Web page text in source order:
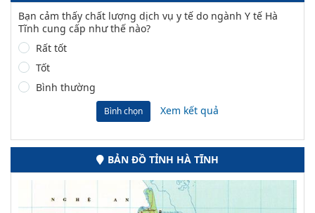
Bạn cảm thấy chất lượng dịch vụ y tế do ngành Y tế Hà
Tĩnh cung cấp như thế nào?
Rất tốt
Tốt
Bình thường
Bình chọn Xem kết quả
BẢN ĐỒ TỈNH HÀ TĨNH